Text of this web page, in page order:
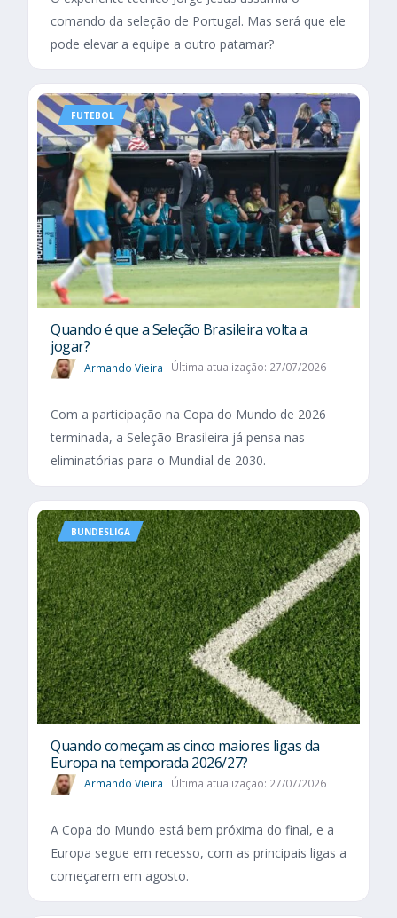
comando da seleção de Portugal. Mas será que ele
pode elevar a equipe a outro patamar?
FUTEBOL
Quando é que a Seleção Brasileira volta a
jogar?
Armando Vieira Última atualização: 27/07/2026
Com a participação na Copa do Mundo de 2026
terminada, a Seleção Brasileira já pensa nas
eliminatórias para o Mundial de 2030.
BUNDESLIGA
Quando começam as cinco maiores ligas da
Europa na temporada 2026/27?
Armando Vieira Última atualização: 27/07/2026
A Copa do Mundo está bem próxima do final, e a
Europa segue em recesso, com as principais ligas a
começarem em agosto.